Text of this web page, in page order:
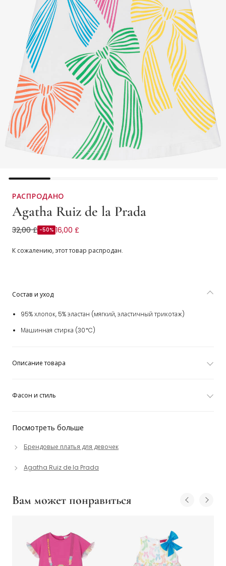
РАСПРОДАНО
Agatha Ruiz de la Prada
Платье белое из хлопка с цветными бантами для
32,00 £ -50% 16,00 £
К сожалению, этот товар распродан.
Посмотреть больше
Брендовые платья для девочек
Agatha Ruiz de la Prada
Состав и уход
95% хлопок, 5% эластан (мягкий, эластичный трикотаж)
Машинная стирка (30*C)
Описание товара
Фасон и стиль
Вам может понравиться